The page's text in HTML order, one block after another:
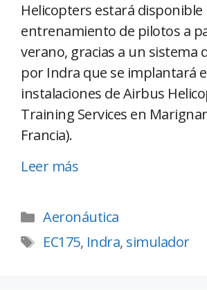
Helicopters estará disponible
entrenamiento de pilotos a
verano, gracias a un sistema
por Indra que se implantará
instalaciones de Airbus
Training Services en
Francia).
Leer más
Aeronáutica
EC175, Indra, simulador